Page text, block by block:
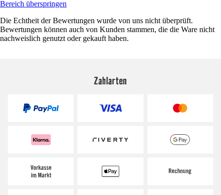
Bereich überspringen
Die Echtheit der Bewertungen wurde von uns nicht überprüft.
Bewertungen können auch von Kunden stammen, die die Ware nicht
nachweislich genutzt oder gekauft haben.
Zahlarten